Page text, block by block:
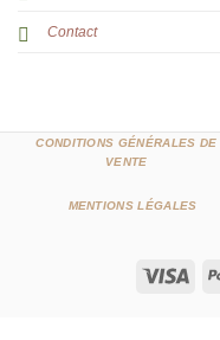
Contact
Visa
CONDITIONS GÉNÉRALES DE
VENTE
MENTIONS LÉGALES